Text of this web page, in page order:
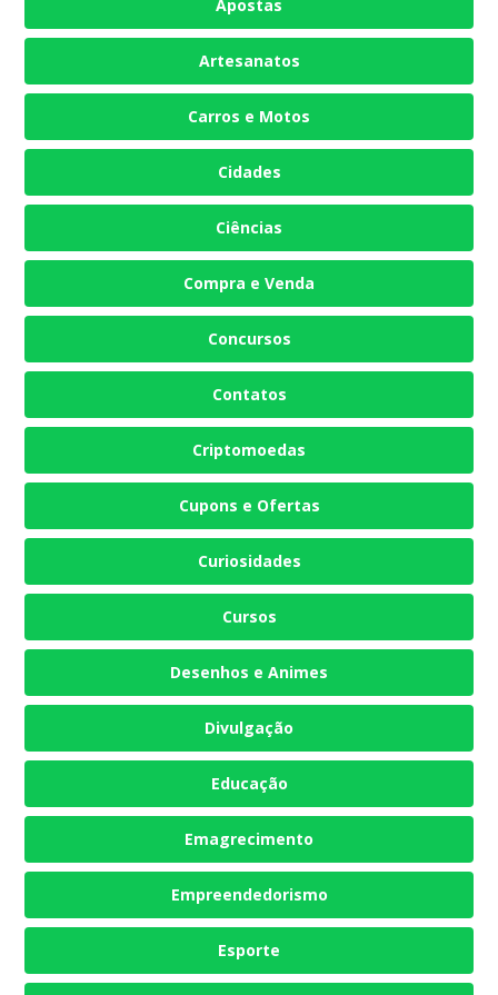
Apostas
Artesanatos
Carros e Motos
Cidades
Ciências
Compra e Venda
Concursos
Contatos
Criptomoedas
Cupons e Ofertas
Curiosidades
Cursos
Desenhos e Animes
Divulgação
Educação
Emagrecimento
Empreendedorismo
Esporte